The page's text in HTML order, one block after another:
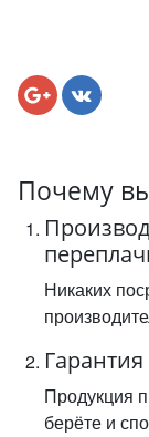
Почему
Никаких
Продукция
берёте и